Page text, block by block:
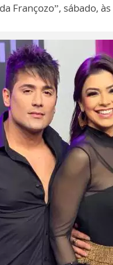
Françozo”, sábado,